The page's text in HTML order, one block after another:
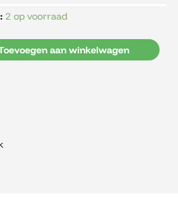
€450,00.
2 op voorraad
aan winkelwagen